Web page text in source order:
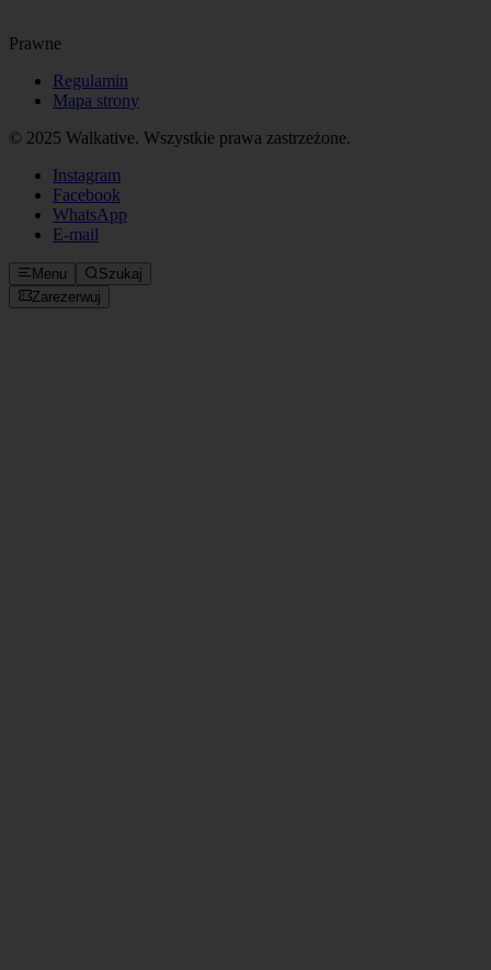
Prawne
Regulamin
Mapa strony
© 2025 Walkative. Wszystkie prawa zastrzeżone.
Instagram
Facebook
WhatsApp
E‑mail
Menu
Szukaj
Zarezerwuj